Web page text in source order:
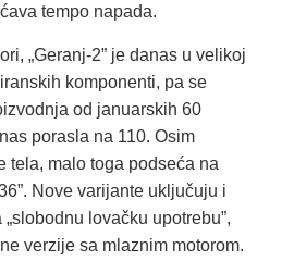
tempo napada.
„Geranj-2” je danas u velikoj
komponenti, pa se
od januarskih 60
porasla na 110. Osim
tela, malo toga podseća na
Nove varijante uključuju i
lovačku upotrebu”,
verzije sa mlaznim motorom.